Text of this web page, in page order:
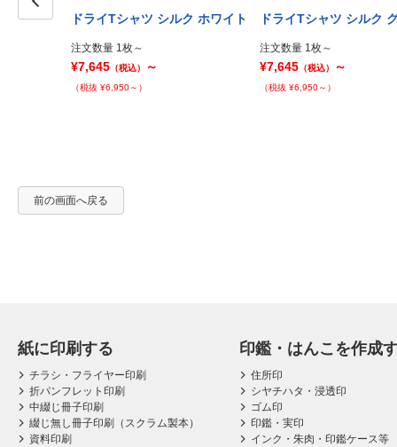
ドライTシャツ シルク ホワイト
注文数量 1枚～
¥7,645 （税込） ～
（税抜 ¥6,950～）
ドライTシャツ シルク
注文数量 1枚～
¥7,645 （税込） ～
（税抜 ¥6,950～）
前の画面へ戻る
紙に印刷する
チラシ・フライヤー印刷
折パンフレット印刷
中綴じ冊子印刷
綴じ無し冊子印刷（スクラム製本）
資料印刷
印鑑・はんこを作成
住所印
シヤチハタ・浸透印
ゴム印
印鑑・実印
インク・朱肉・印鑑ケース等